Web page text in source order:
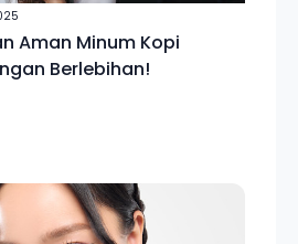
Aman Minum Kopi
Berlebihan!